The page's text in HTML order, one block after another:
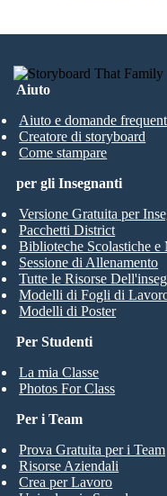
Aiuto
Aiuto e domande
Creatore di storyboard
Come stampare
Per Studenti
La mia Classe
Photos For Class
per gli Insegnanti
Versione Gratuita per
Pacchetti District
Biblioteche Scolastiche e
Sessione di Allenamento
Tutte le Risorse
Modelli di Fogli di
Modelli di Poster
Per i Team
Prova Gratuita per i Team
Risorse Aziendali
Crea per Lavoro